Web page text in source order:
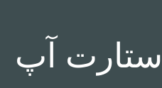
استارت آپ